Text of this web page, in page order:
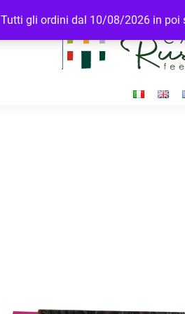
Tutti gli ordini dal 10/08/2026 in poi